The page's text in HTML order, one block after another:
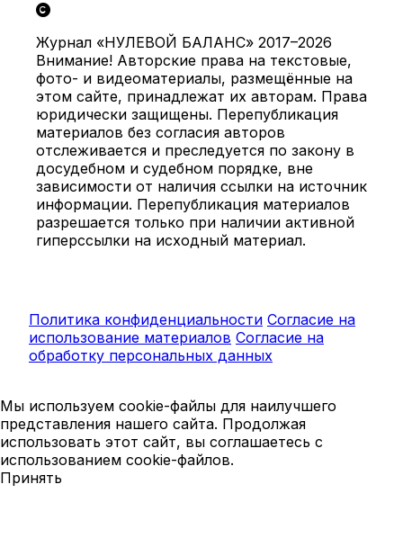
Журнал «НУЛЕВОЙ БАЛАНС» 2017–2026
Внимание! Авторские права на текстовые,
фото- и видеоматериалы, размещённые на
этом сайте, принадлежат их авторам. Права
юридически защищены. Перепубликация
материалов без согласия авторов
отслеживается и преследуется по закону в
досудебном и судебном порядке, вне
зависимости от наличия ссылки на источник
информации. Перепубликация материалов
разрешается только при наличии активной
гиперссылки на исходный материал.
Политика конфиденциальности Согласие на
использование материалов Согласие на
обработку персональных данных
Мы используем cookie-файлы для наилучшего
представления нашего сайта. Продолжая
использовать этот сайт, вы соглашаетесь с
использованием cookie-файлов.
Принять